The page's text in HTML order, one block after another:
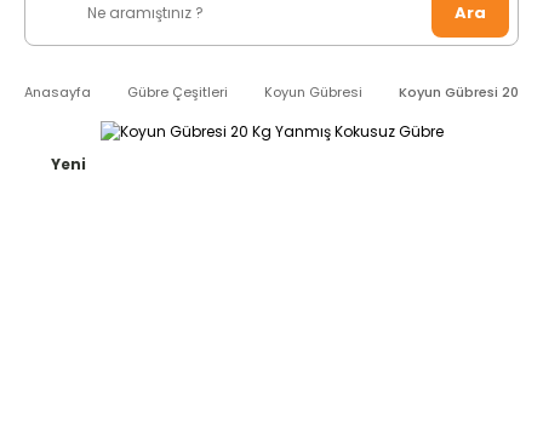
Ara
Anasayfa Gübre Çeşitleri Koyun Gübresi Koyun Gübresi 20
Yeni